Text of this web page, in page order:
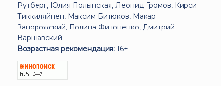
Рутберг, Юлия Полынская, Леонид Громов, Кирси
Тиккиляйнен, Максим Битюков, Макар
Запорожский, Полина Филоненко, Дмитрий
Варшавский
Возрастная рекомендация: 16+